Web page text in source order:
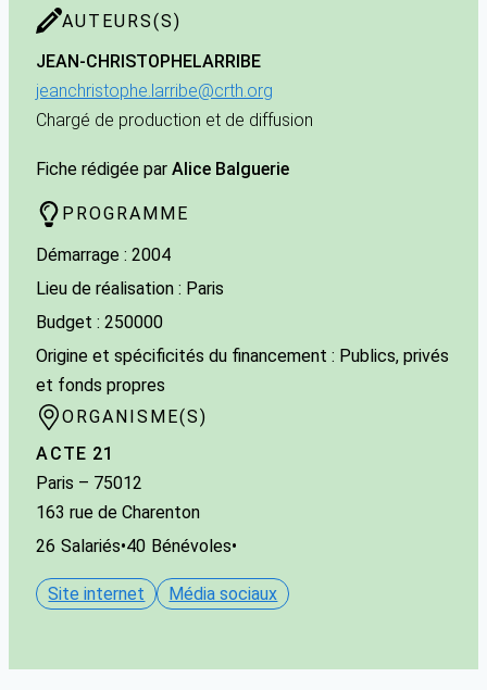
AUTEURS(S)
JEAN-CHRISTOPHELARRIBE
jeanchristophe.larribe@crth.org
Chargé de production et de diffusion
Fiche rédigée par Alice Balguerie
PROGRAMME
Démarrage : 2004
Lieu de réalisation : Paris
Budget : 250000
Origine et spécificités du financement : Publics, privés
et fonds propres
ORGANISME(S)
ACTE 21
Paris – 75012
163 rue de Charenton
26 Salariés•40 Bénévoles•
Site internet Média sociaux